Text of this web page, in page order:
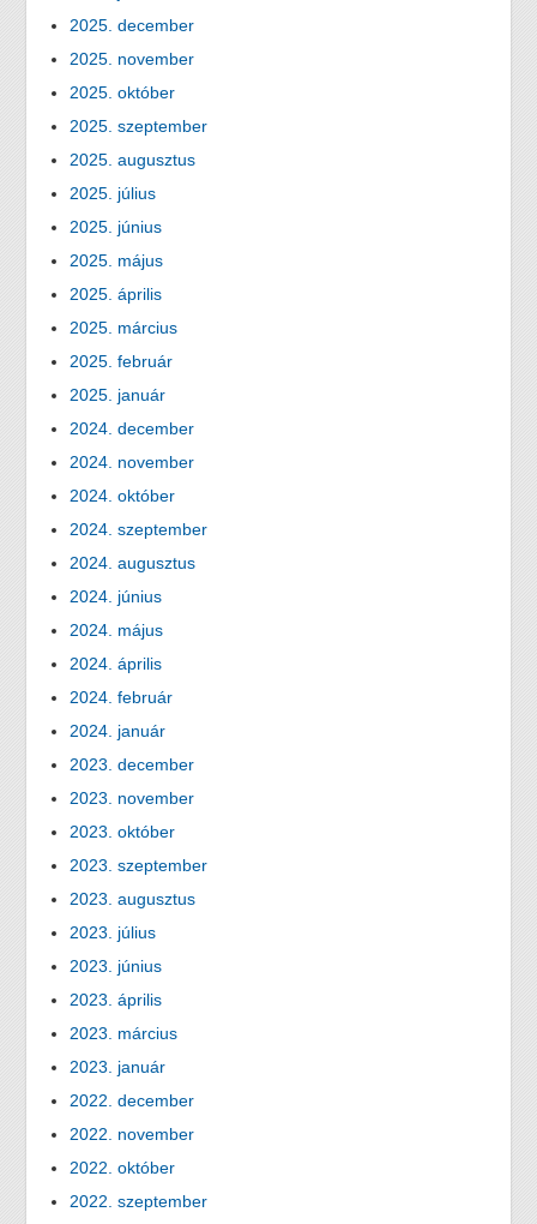
2025. december
2025. november
2025. október
2025. szeptember
2025. augusztus
2025. július
2025. június
2025. május
2025. április
2025. március
2025. február
2025. január
2024. december
2024. november
2024. október
2024. szeptember
2024. augusztus
2024. június
2024. május
2024. április
2024. február
2024. január
2023. december
2023. november
2023. október
2023. szeptember
2023. augusztus
2023. július
2023. június
2023. április
2023. március
2023. január
2022. december
2022. november
2022. október
2022. szeptember